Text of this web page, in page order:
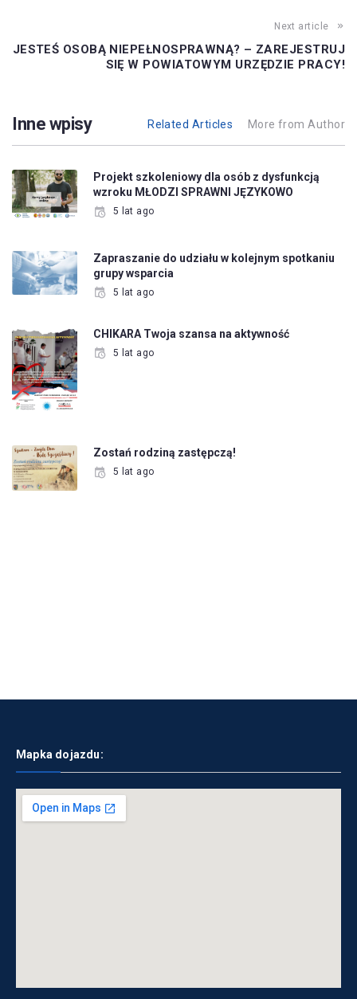
Next article
JESTEŚ OSOBĄ NIEPEŁNOSPRAWNĄ? – ZAREJESTRUJ
SIĘ W POWIATOWYM URZĘDZIE PRACY!
Inne wpisy Related Articles More from Author
Projekt szkoleniowy dla osób z dysfunkcją
wzroku MŁODZI SPRAWNI JĘZYKOWO
5 lat ago
Zapraszanie do udziału w kolejnym spotkaniu
grupy wsparcia
5 lat ago
CHIKARA Twoja szansa na aktywność
5 lat ago
Zostań rodziną zastępczą!
5 lat ago
Mapka dojazdu: